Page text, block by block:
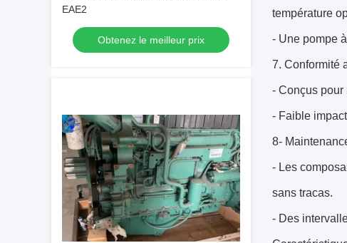
EAE2
Obtenez le meilleur prix
température
- Une pompe
7. Conformité
- Conçus pour
- Faible
8-
- Les
sans tracas.
- Des